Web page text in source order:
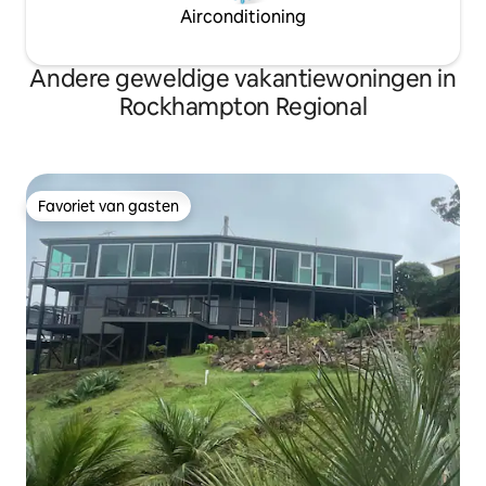
Airconditioning
Andere geweldige vakantiewoningen in
Rockhampton Regional
Favoriet van gasten
Favoriet van gasten